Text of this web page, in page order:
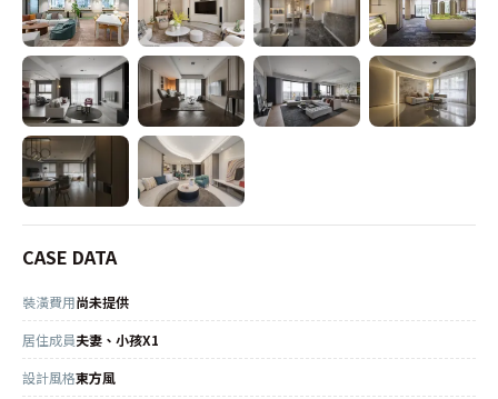
CASE DATA
裝潢費用尚未提供
居住成員夫妻、小孩X1
設計風格東方風